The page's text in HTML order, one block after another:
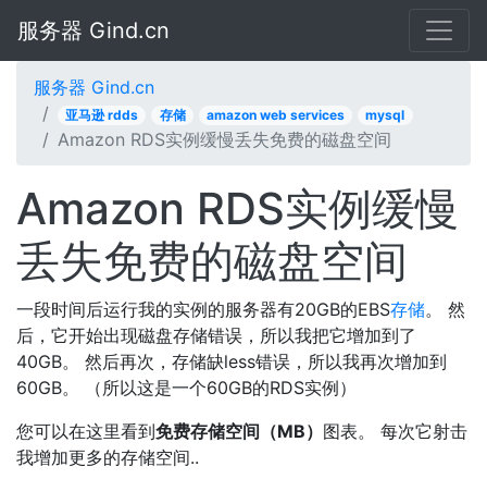
服务器 Gind.cn
服务器 Gind.cn
亚马逊 rdds 存储 amazon web services mysql
Amazon RDS实例缓慢丢失免费的磁盘空间
Amazon RDS实例缓慢
丢失免费的磁盘空间
一段时间后运行我的实例的服务器有20GB的EBS存储。 然
后，它开始出现磁盘存储错误，所以我把它增加到了
40GB。 然后再次，存储缺less错误，所以我再次增加到
60GB。 （所以这是一个60GB的RDS实例）
您可以在这里看到免费存储空间（MB） 图表。 每次它射击
我增加更多的存储空间..